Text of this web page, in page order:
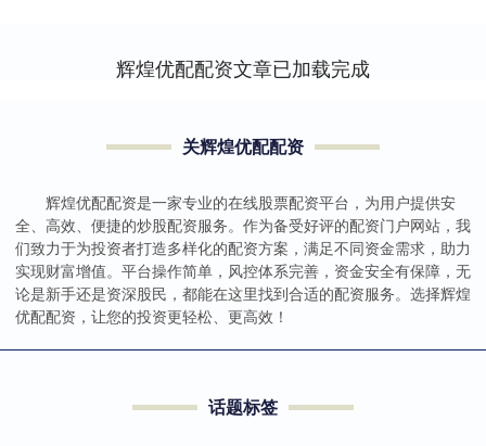
辉煌优配配资文章已加载完成
关辉煌优配配资
辉煌优配配资是一家专业的在线股票配资平台，为用户提供安
全、高效、便捷的炒股配资服务。作为备受好评的配资门户网站，我
们致力于为投资者打造多样化的配资方案，满足不同资金需求，助力
实现财富增值。平台操作简单，风控体系完善，资金安全有保障，无
论是新手还是资深股民，都能在这里找到合适的配资服务。选择辉煌
优配配资，让您的投资更轻松、更高效！
话题标签